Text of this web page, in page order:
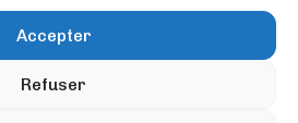
Accepter
Refuser